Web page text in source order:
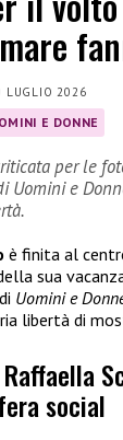
LUGLIO 2026
E DONNE
per le
Uomini e
è finita al
sua
Uomini e
libertà di
social